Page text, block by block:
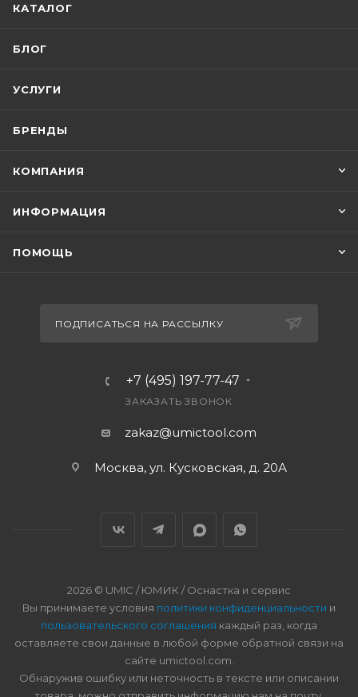
КАТАЛОГ
БЛОГ
УСЛУГИ
БРЕНДЫ
КОМПАНИЯ
ИНФОРМАЦИЯ
ПОМОЩЬ
ПОДПИСАТЬСЯ НА РАССЫЛКУ
+7 (495) 197-77-47
ЗАКАЗАТЬ ЗВОНОК
zakaz@umictool.com
Москва, ул. Кусковская, д. 20А
2026 © UMIC / ЮМИК / Оснастка и сервис
Вы принимаете условия политики конфиденциальности и
пользовательского соглашения каждый раз, когда
оставляете свои данные в любой форме обратной связи на
сайте umictool.com.
Обнаружив ошибку или неточность в тексте или описании